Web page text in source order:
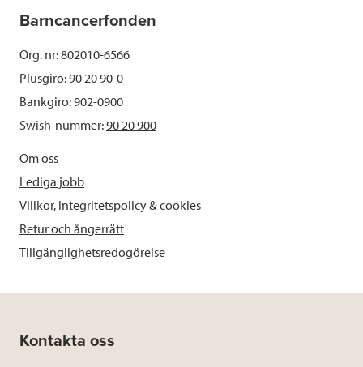
Barncancerfonden
Org. nr: 802010-6566
Plusgiro: 90 20 90-0
Bankgiro: 902-0900
Swish-nummer:90 20 900
Om oss
Lediga jobb
Villkor, integritetspolicy & cookies
Retur och ångerrätt
Tillgänglighetsredogörelse
Kontakta oss